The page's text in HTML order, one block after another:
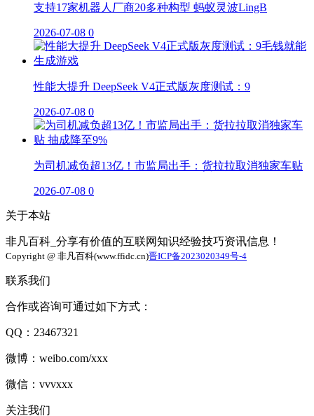
支持17家机器人厂商20多种构型 蚂蚁灵波LingB
2026-07-08 0
性能大提升 DeepSeek V4正式版灰度测试：9
2026-07-08 0
为司机减负超13亿！市监局出手：货拉拉取消独家车贴
2026-07-08 0
关于本站
非凡百科_分享有价值的互联网知识经验技巧资讯信息！
Copyright @ 非凡百科(www.ffidc.cn)晋ICP备2023020349号-4
联系我们
合作或咨询可通过如下方式：
QQ：23467321
微博：weibo.com/xxx
微信：vvvxxx
关注我们